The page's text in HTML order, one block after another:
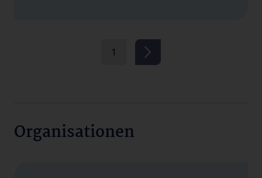
1
Organisationen